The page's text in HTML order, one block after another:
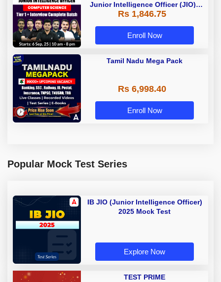
Junior Intelligence Officer (JIO) |
Live Classes + Test Series |
Adda 247
Rs 1,846.75
Enroll Now
Tamil Nadu Mega Pack
Rs 6,998.40
Enroll Now
Popular Mock Test Series
IB JIO (Junior Intelligence Officer)
2025 Mock Test
Explore Now
TEST PRIME